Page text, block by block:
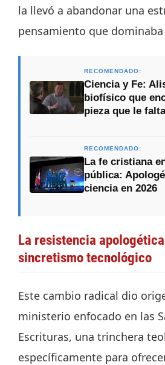
la llevó a abandonar una
pensamiento que
RECOMENDADO:
Ciencia y Fe:
biofísico que
pieza que le
RECOMENDADO:
La fe cristiana
pública:
ciencia en 2026
La resistencia
sincretismo tecnológico
Este cambio radical dio
ministerio enfocado en las
Escrituras, una trinchera
específicamente para